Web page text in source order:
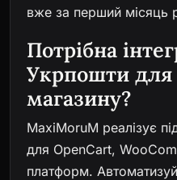
вже за перший місяць
Потрібна
Укрпошти для
магазину?
MaxiMoruM реалізує
для OpenCart,
платформ.